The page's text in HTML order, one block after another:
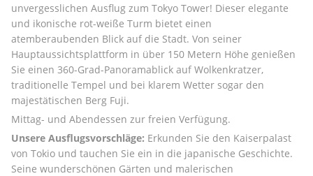
unvergesslichen Ausflug zum Tokyo Tower! Dieser elegante
und ikonische rot-weiße Turm bietet einen
atemberaubenden Blick auf die Stadt. Von seiner
Hauptaussichtsplattform in über 150 Metern Höhe genießen
Sie einen 360-Grad-Panoramablick auf Wolkenkratzer,
traditionelle Tempel und bei klarem Wetter sogar den
majestätischen Berg Fuji.
Mittag- und Abendessen zur freien Verfügung.
Unsere Ausflugsvorschläge: Erkunden Sie den Kaiserpalast
von Tokio und tauchen Sie ein in die japanische Geschichte.
Seine wunderschönen Gärten und malerischen